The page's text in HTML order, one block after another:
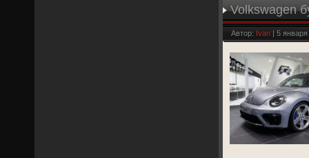
Volkswagen
Автор: Ivan | 5